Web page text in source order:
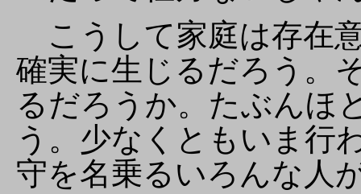
こうして家庭は存在
確実に生じるだろう。
るだろうか。たぶんほ
う。少なくともいま行
守を名乗るいろんな人